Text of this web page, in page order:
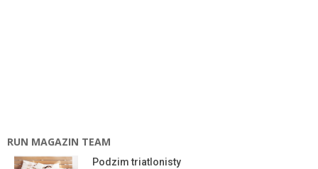
RUN MAGAZIN TEAM
Podzim triatlonisty